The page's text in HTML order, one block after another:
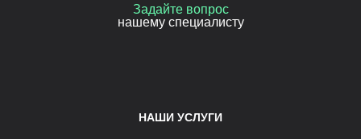
Задайте вопрос
нашему специалисту
НАШИ УСЛУГИ